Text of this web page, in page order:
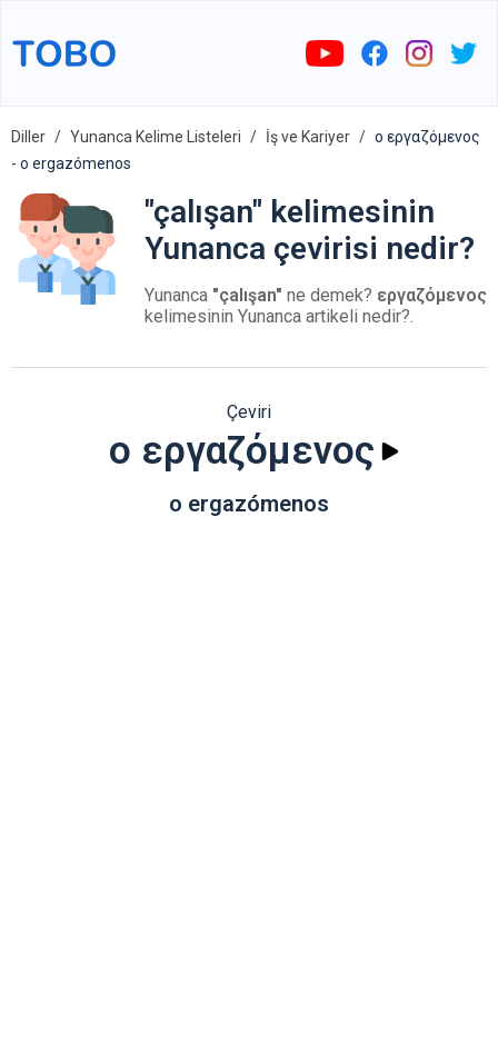
Diller Yunanca Kelime Listeleri İş ve Kariyer
ο εργαζόμενος
- o ergazómenos
"çalışan" kelimesinin
Yunanca çevirisi nedir?
Yunanca "çalışan" ne demek? εργαζόμενος
kelimesinin Yunanca artikeli nedir?.
Çeviri
ο εργαζόμενος
o ergazómenos